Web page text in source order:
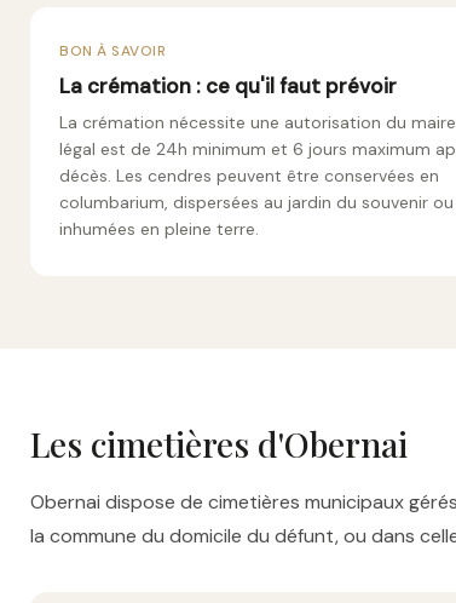
BON À SAVOIR
La crémation : ce qu'il faut prévoir
La crémation nécessite une autorisation du
légal est de 24h minimum et 6 jours maximum
décès. Les cendres peuvent être conservées en
columbarium, dispersées au jardin du souvenir ou
inhumées en pleine terre.
Les cimetières d'Obernai
Obernai dispose de cimetières municipaux
la commune du domicile du défunt, ou dans